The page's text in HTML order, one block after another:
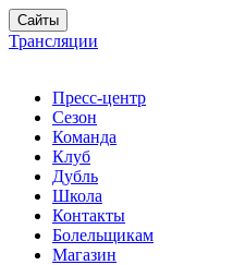
Сайты
Трансляции
Пресс-центр
Сезон
Команда
Клуб
Дубль
Школа
Контакты
Болельщикам
Магазин